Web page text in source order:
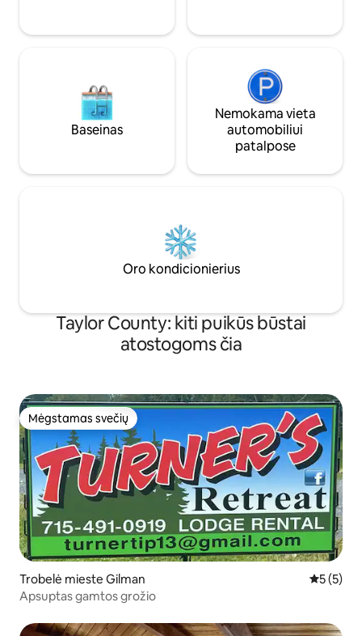
Baseinas
Nemokama vieta
automobiliui
patalpose
Oro kondicionierius
Taylor County: kiti puikūs būstai
atostogoms čia
Mėgstamas svečių
Mėgstamas svečių
Trobelė mieste Gilman Vidutinis
5 (5)
Apsuptas gamtos grožio